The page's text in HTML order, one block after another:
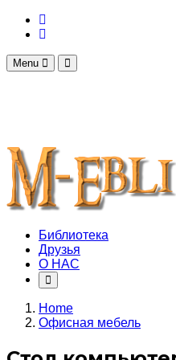
Menu
Библиотека
Друзья
О НАС
Home
Офисная мебель